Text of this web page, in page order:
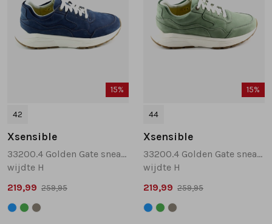
15%
42
Xsensible
33200.4 Golden Gate sneakers blauw
wijdte H
219,99 259,95
15%
44
Xsensible
33200.4 Golden Gate sneakers groen
wijdte H
219,99 259,95